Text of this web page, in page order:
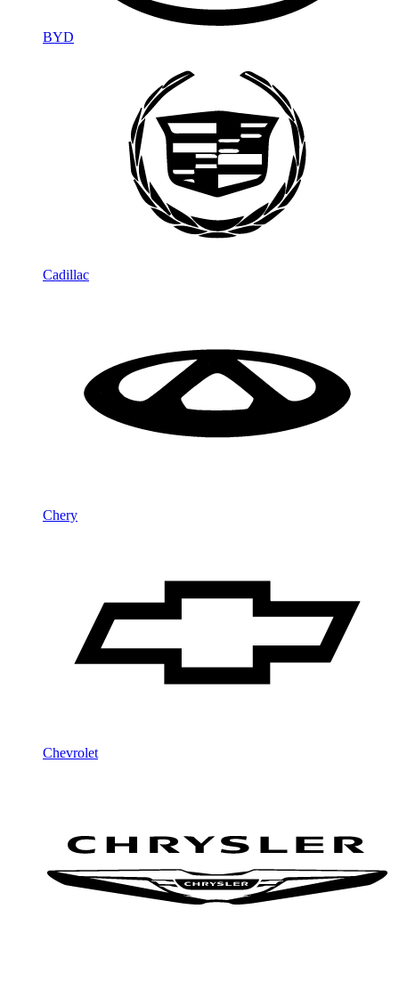
BYD
Cadillac
Chery
Chevrolet